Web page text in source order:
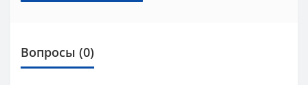
Вопросы (0)